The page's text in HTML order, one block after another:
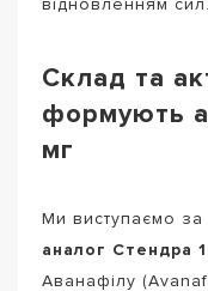
відновленням сил.
Склад та
формують
мг
Ми виступаємо за
аналог Стендра
Аванафілу